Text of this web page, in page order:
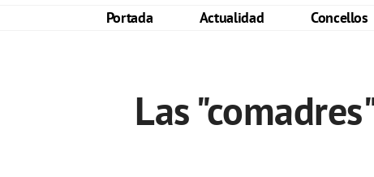
Portada Actualidad Concellos
Las